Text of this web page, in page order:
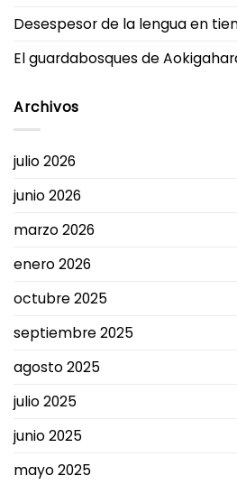
Desespesor de la lengua en
El guardabosques de
Archivos
julio 2026
junio 2026
marzo 2026
enero 2026
octubre 2025
septiembre 2025
agosto 2025
julio 2025
junio 2025
mayo 2025